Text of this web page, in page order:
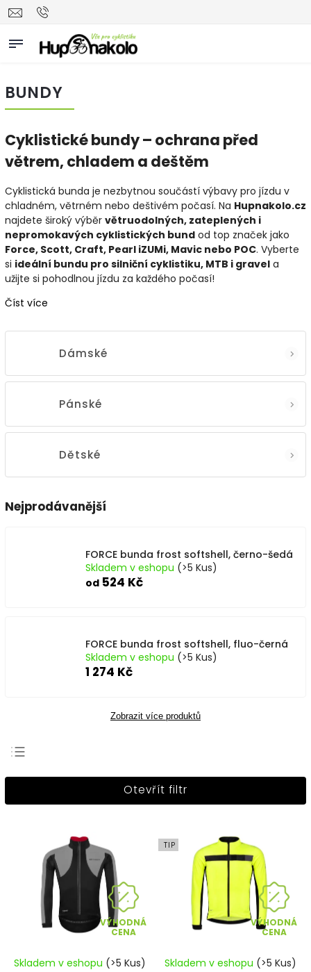
BUNDY
Cyklistické bundy – ochrana před
větrem, chladem a deštěm
Cyklistická bunda je nezbytnou součástí výbavy pro jízdu v
chladném, větrném nebo deštivém počasí. Na Hupnakolo.cz
najdete široký výběr větruodolných, zateplených i
nepromokavých cyklistických bund od top značek jako
Force, Scott, Craft, Pearl iZUMi, Mavic nebo POC. Vyberte
si ideální bundu pro silniční cyklistiku, MTB i gravel a
užijte si pohodlnou jízdu za každého počasí!
Číst více
Dámské
Pánské
Dětské
Nejprodávanější
FORCE bunda frost softshell, černo-šedá
Skladem v eshopu (>5 Kus)
od 524 Kč
FORCE bunda frost softshell, fluo-černá
Skladem v eshopu (>5 Kus)
1 274 Kč
Zobrazit více produktů
Nejprodávanější
Abecedně
Otevřít filtr
VÝHODNÁ
CENA
Skladem v eshopu (>5 Kus)
TIP
VÝHODNÁ
CENA
Skladem v eshopu (>5 Kus)